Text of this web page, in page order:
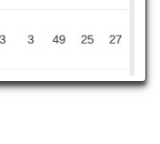
Mexilhoeira Grande
SC - Campo Major DN Nº2